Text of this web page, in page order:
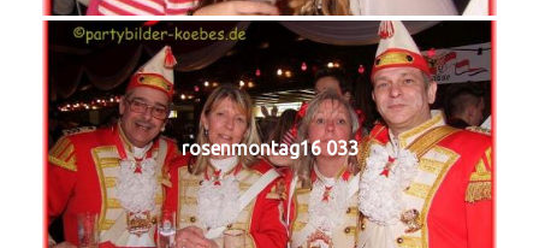
rosenmontag16 033